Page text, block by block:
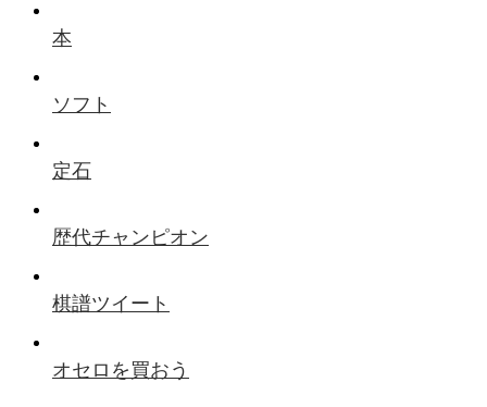
本
ソフト
定石
歴代チャンピオン
棋譜ツイート
オセロを買おう